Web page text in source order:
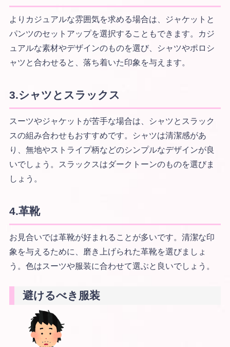
よりカジュアルな雰囲気を求める場合は、ジャケットと
パンツのセットアップを選択することもできます。カジ
ュアルな素材やデザインのものを選び、シャツやポロシ
ャツと合わせると、落ち着いた印象を与えます。
3.シャツとスラックス
スーツやジャケットが苦手な場合は、シャツとスラック
スの組み合わせもおすすめです。シャツは清潔感があ
り、無地やストライプ柄などのシンプルなデザインが良
いでしょう。スラックスはダークトーンのものを選びま
しょう。
4.革靴
お見合いでは革靴が好まれることが多いです。清潔な印
象を与えるために、磨き上げられた革靴を選びましょ
う。色はスーツや服装に合わせて選ぶと良いでしょう。
避けるべき服装